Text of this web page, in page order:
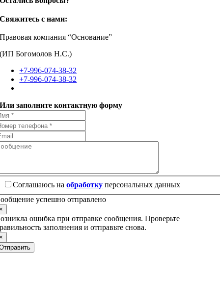
Свяжитесь с нами:
Правовая компания “Основание”
(ИП Богомолов Н.С.)
+7-996-074-38-32
+7-996-074-38-32
Или заполните контактную форму
Соглашаюсь наобработку персональных данных
успешно отправлено
ошибка при отправке сообщения. Проверьте
заполнения и отправьте снова.